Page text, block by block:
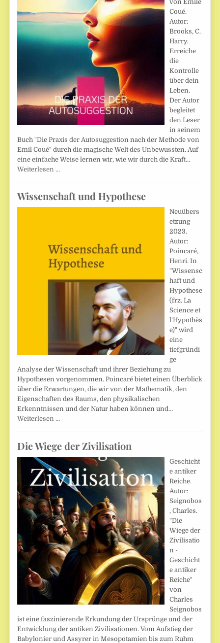
von Emile
Coué.
Autor:
Brooks, C.
Harry.
Erreiche
die
Kontrolle
über dein
Leben.
Der Autor
begleitet
den Leser
in seinem
Buch "Die Praxis der Autosuggestion nach der Methode von
Emil Coué" durch die magische Welt des Unbewussten. Auf
eine einfache Weise lernen wir, wie wir durch die Kraft…
Weiterlesen …
Wissenschaft und Hypothese
Neuübers
etzung
2023.
Autor:
Poincaré,
Henri. In
"Wissensc
haft und
Hypothese
(frz. La
Science et
l'Hypothès
e)" wird
eine
tiefgründi
ge
Analyse der Wissenschaft und ihrer Beziehung zu
Hypothesen vorgenommen. Poincaré bietet einen Überblick
über die Erwartungen, die wir von der Mathematik, den
Eigenschaften des Raums, den physikalischen
Erkenntnissen und der Natur haben können und…
Weiterlesen …
Die Wiege der Zivilisation
Geschicht
e antiker
Reiche.
Autor:
Seignobos
, Charles.
"Die
Wiege der
Zivilisatio
n -
Geschicht
e antiker
Reiche"
von
Charles
Seignobos
ist eine faszinierende Erkundung der Ursprünge und der
Entwicklung der antiken Zivilisationen. Vom Aufstieg der
Babylonier und Assyrer in Mesopotamien bis zum Ruhm